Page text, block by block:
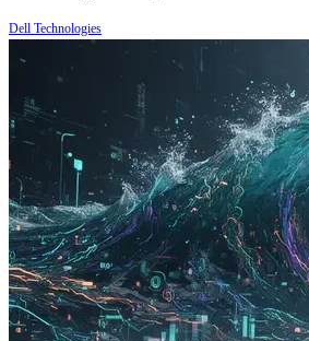
Dell Technologies